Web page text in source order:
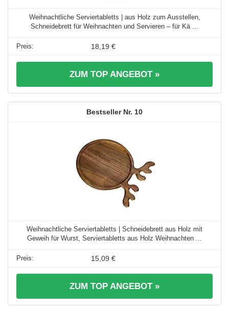
Weihnachtliche Serviertabletts | aus Holz zum Ausstellen,
Schneidebrett für Weihnachten und Servieren – für Kä ...
18,19 €
ZUM TOP ANGEBOT »
10
Weihnachtliche Serviertabletts | Schneidebrett aus Holz mit
Geweih für Wurst, Serviertabletts aus Holz Weihnachten ...
15,09 €
ZUM TOP ANGEBOT »